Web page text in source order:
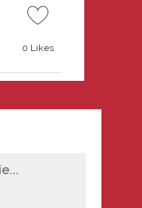
0 Likes